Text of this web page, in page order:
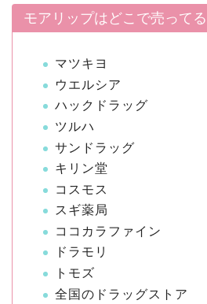
モアリップはどこで売ってる
マツキヨ
ウエルシア
ハックドラッグ
ツルハ
サンドラッグ
キリン堂
コスモス
スギ薬局
ココカラファイン
ドラモリ
トモズ
全国のドラッグストア